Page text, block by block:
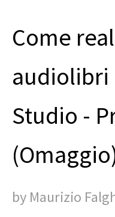
Contact
Come
audiolibri
Studio -
by Maurizio